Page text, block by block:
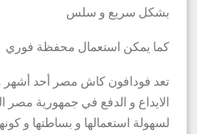
بشكل سريع و سلس
كما يمكن استعمال محفظة فوري
تعد فودافون كاش مصر أحد أشهر
الايداع و الدفع في جمهورية مصر
لسهولة استعمالها و بساطتها و